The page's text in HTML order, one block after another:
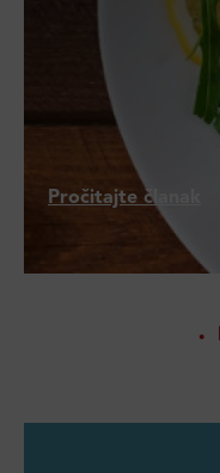
Pročitajte članak